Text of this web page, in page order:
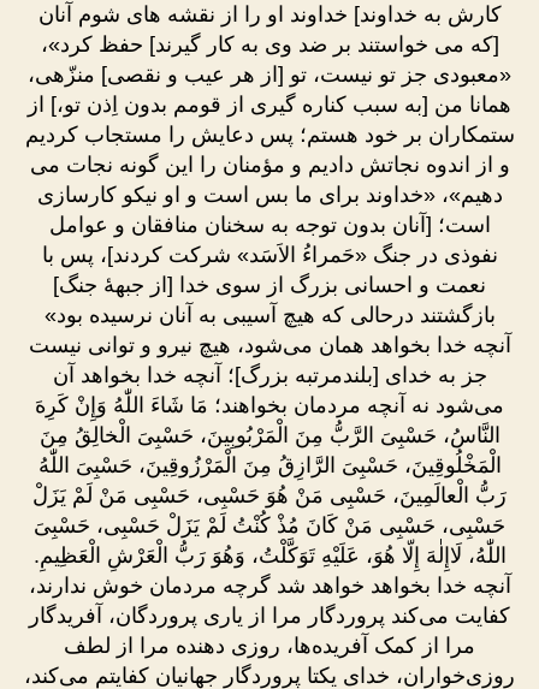
کارش به خداوند] خداوند او را از نقشه های شوم آنان
[که می خواستند بر ضد وی به کار گیرند] حفظ کرد»،
«معبودی جز تو نیست، تو [از هر عیب و نقصی] منزّهی،
همانا من [به سبب کناره گیری از قومم بدون اِذن تو،] از
ستمکاران بر خود هستم؛ پس دعایش را مستجاب کردیم
و از اندوه نجاتش دادیم و مؤمنان را این گونه نجات می
دهیم»، «خداوند برای ما بس است و او نیکو کارسازی
است؛ [آنان بدون توجه به سخنان منافقان و عوامل
نفوذی در جنگ «حَمراءُ الاَسَد» شرکت کردند]، پس با
نعمت و احسانی بزرگ از سوی خدا [از جبهۀ جنگ]
بازگشتند درحالی که هیچ آسیبی به آنان نرسیده بود»
آنچه خدا بخواهد همان می‌شود، هیچ نیرو و توانی نیست
جز به خدای [بلندمرتبه بزرگ]؛ آنچه خدا بخواهد آن
می‌شود نه آنچه مردمان بخواهند؛ مَا شَاءَ اللّٰهُ وَإِنْ كَرِهَ
النَّاسُ، حَسْبِىَ الرَّبُّ مِنَ الْمَرْبُوبِينَ، حَسْبِىَ الْخالِقُ مِنَ
الْمَخْلُوقِينَ، حَسْبِىَ الرَّازِقُ مِنَ الْمَرْزُوقِينَ، حَسْبِىَ اللّٰهُ
رَبُّ الْعالَمِينَ، حَسْبِى مَنْ هُوَ حَسْبِى، حَسْبِى مَنْ لَمْ يَزَلْ
حَسْبِى، حَسْبِى مَنْ كَانَ مُذْ كُنْتُ لَمْ يَزَلْ حَسْبِى، حَسْبِىَ
اللّٰهُ، لَاإِلٰهَ إِلّا هُوَ، عَلَيْهِ تَوَكَّلْتُ، وَهُوَ رَبُّ الْعَرْشِ الْعَظِيمِ.
آنچه خدا بخواهد خواهد شد گرچه مردمان خوش ندارند،
کفایت می‌کند پروردگار مرا از یاری پروردگان، آفریدگار
مرا از کمک آفریده‌ها، روزی دهنده مرا از لطف
روزی‌خواران، خدای یکتا پروردگار جهانیان کفایتم می‌کند،